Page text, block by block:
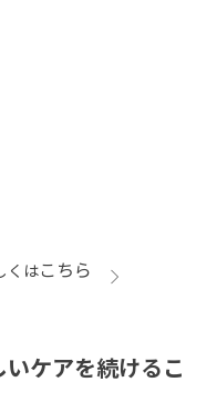
くはこちら
ケアを続けるこ